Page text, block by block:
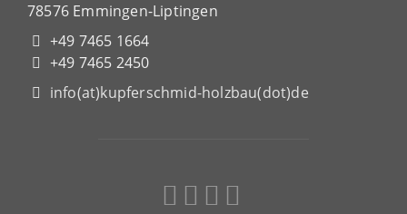
78576 Emmingen-Liptingen
+49 7465 1664
+49 7465 2450
info(at)kupferschmid-holzbau(dot)de